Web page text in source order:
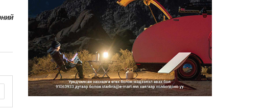
Улсын чанартай хатуу
хучилттай авто замын талаас
и...
2026/08/06
Засгийн газар энэ оныг
дуустал санхүүгийн хэмнэлти...